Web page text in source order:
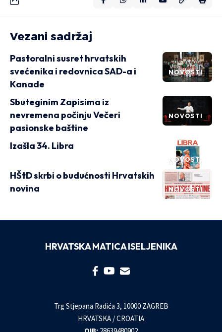
Vezani sadržaj
NOVOSTI
Pastoralni susret hrvatskih
svećenika i redovnica SAD-a i
Kanade
NOVOSTI
Sbuteginim Zapisima iz
nevremena počinju Večeri
pasionske baštine
NOVOSTI
Izašla 34. Libra
NOVOSTI
HŠtD skrbi o budućnosti Hrvatskih
novina
HRVATSKA MATICA ISELJENIKA
Trg Stjepana Radića 3, 10000 ZAGREB
HRVATSKA / CROATIA